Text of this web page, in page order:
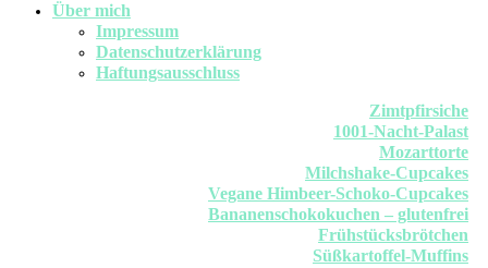
Über mich
Impressum
Datenschutzerklärung
Haftungsausschluss
Zimtpfirsiche
1001-Nacht-Palast
Mozarttorte
Milchshake-Cupcakes
Vegane Himbeer-Schoko-Cupcakes
Bananenschokokuchen – glutenfrei
Frühstücksbrötchen
Süßkartoffel-Muffins